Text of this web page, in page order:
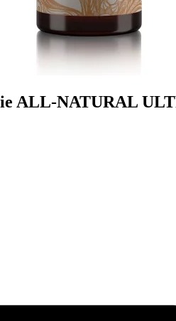
ALL-NATURAL